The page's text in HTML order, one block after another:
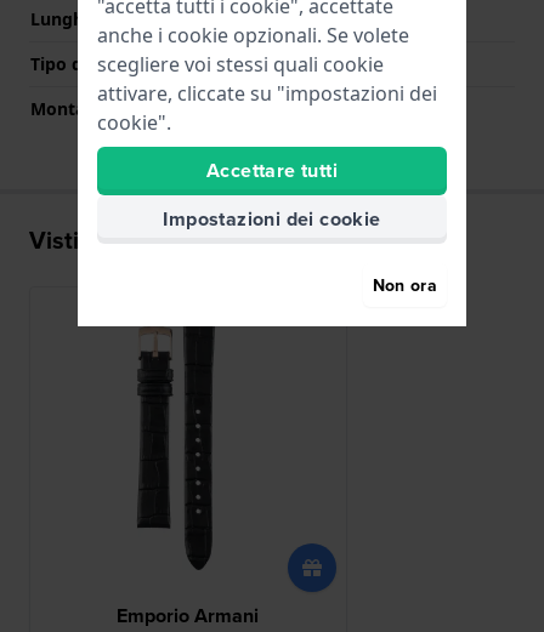
Lunghezza Parte Inferiore
115 mm
Tipo di montatura
Perni a molla
Montatura dritta
No
Visti di recente
Emporio Armani
"accetta tutti i cookie", accettate
anche i cookie opzionali. Se volete
scegliere voi stessi quali cookie
attivare, cliccate su "impostazioni dei
cookie".
Accettare tutti
Impostazioni dei cookie
Non ora